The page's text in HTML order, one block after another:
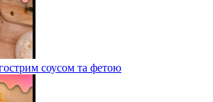
соусом та фетою